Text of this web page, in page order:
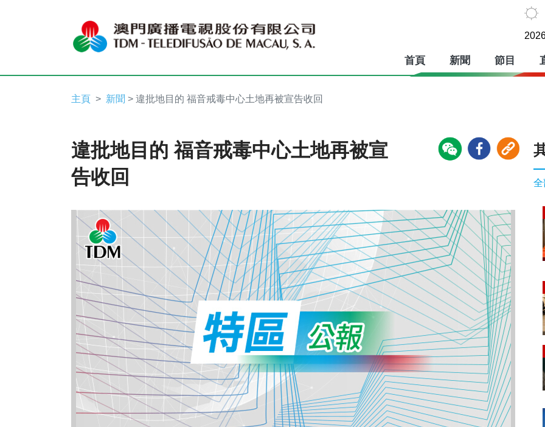
首頁 新聞 節目
主頁 新聞 > 違批地目的 福音戒毒中心土地再被宣告收回
違批地目的 福音戒毒中心土地再被宣
告收回
全